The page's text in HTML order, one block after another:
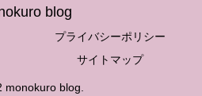
blog
プライバシーポリシー
サイトマップ
monokuro blog.